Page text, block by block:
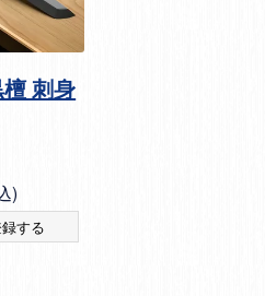
刺身
する